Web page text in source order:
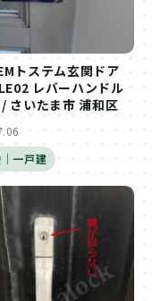
トステム玄関ドア
レバーハンドル
さいたま市 浦和区
一戸建